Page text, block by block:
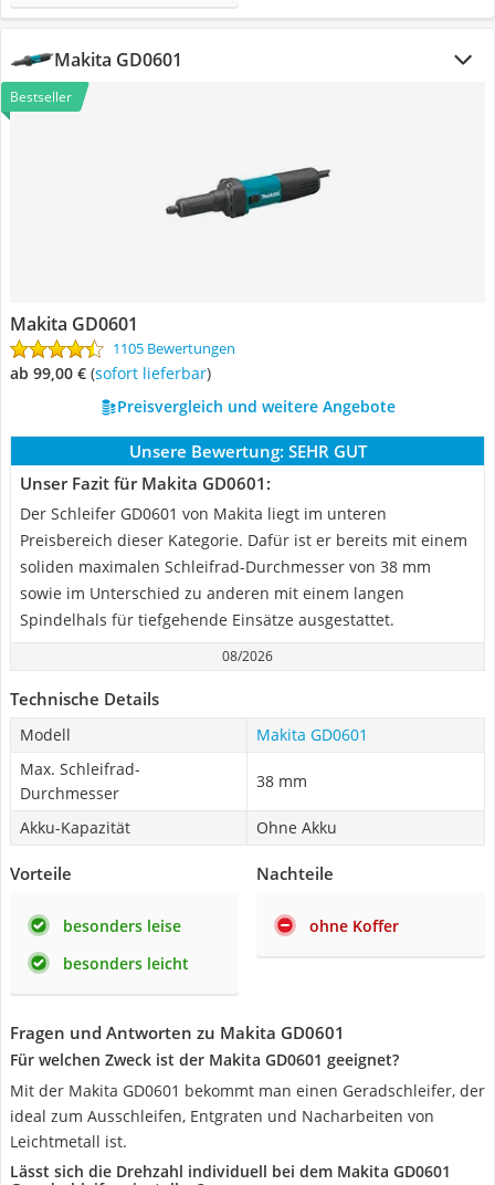
Makita GD0601
Bestseller
Makita GD0601
1105 Bewertungen
ab 99,00 € ( Sofort lieferbar)
Preisvergleich und weitere Angebote
Unsere Bewertung: SEHR GUT
Unser Fazit für Makita GD0601:
Der Schleifer GD0601 von Makita liegt im unteren
Preisbereich dieser Kategorie. Dafür ist er bereits mit einem
soliden maximalen Schleifrad-Durchmesser von 38 mm
sowie im Unterschied zu anderen mit einem langen
Spindelhals für tiefgehende Einsätze ausgestattet.
08/2026
Technische Details
Modell
Makita GD0601
Max. Schleifrad-
Durchmesser
38 mm
Akku-Kapazität Ohne Akku
Vorteile
besonders leise
besonders leicht
Nachteile
ohne Koffer
Fragen und Antworten zu Makita GD0601
Für welchen Zweck ist der Makita GD0601 geeignet?
Mit der Makita GD0601 bekommt man einen Geradschleifer, der
ideal zum Ausschleifen, Entgraten und Nacharbeiten von
Leichtmetall ist.
Lässt sich die Drehzahl individuell bei dem Makita GD0601